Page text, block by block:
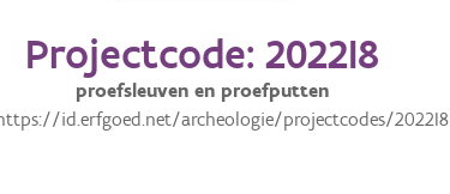
Projectcode: 2022I8
proefsleuven en proefputten
id.erfgoed.net/archeologie/projectcodes/2022I8